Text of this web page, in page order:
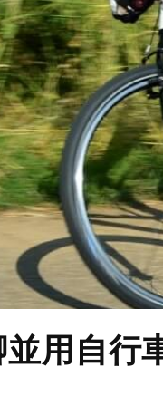
用自行